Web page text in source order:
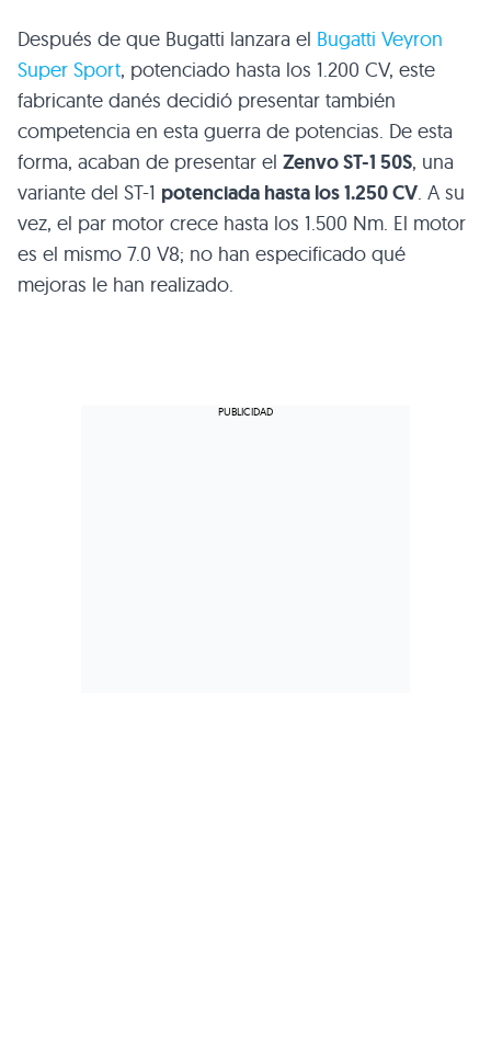
Después de que Bugatti lanzara el Bugatti Veyron
Super Sport, potenciado hasta los 1.200 CV, este
fabricante danés decidió presentar también
competencia en esta guerra de potencias. De esta
forma, acaban de presentar el Zenvo ST-1 50S, una
variante del ST-1 potenciada hasta los 1.250 CV. A su
vez, el par motor crece hasta los 1.500 Nm. El motor
es el mismo 7.0 V8; no han especificado qué
mejoras le han realizado.